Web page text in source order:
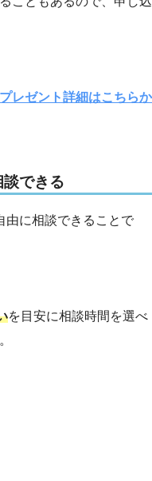
レゼント詳細はこちらか
できる
由に相談できることで
を目安に相談時間を選べ